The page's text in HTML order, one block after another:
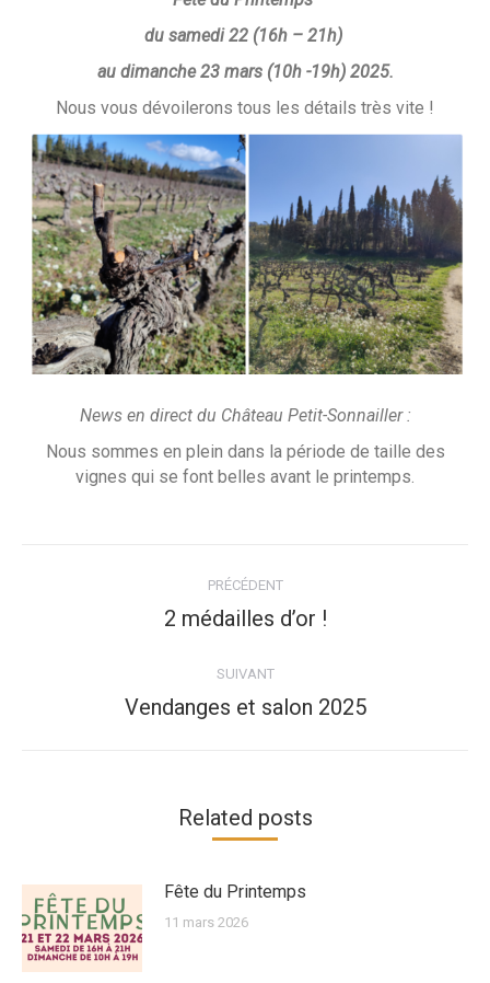
du samedi 22 (16h – 21h)
au dimanche 23 mars (10h -19h) 2025.
Nous vous dévoilerons tous les détails très vite !
News en direct du Château Petit-Sonnailler :
Nous sommes en plein dans la période de taille des
vignes qui se font belles avant le printemps.
PRÉCÉDENT
Article
:
2 médailles d’or !
SUIVANT
Article
Vendanges et salon 2025
Related posts
Fête du Printemps
11 mars 2026